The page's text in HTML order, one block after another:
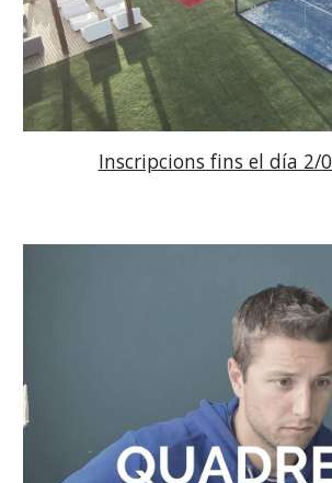
Inscripcions fins el día 2/